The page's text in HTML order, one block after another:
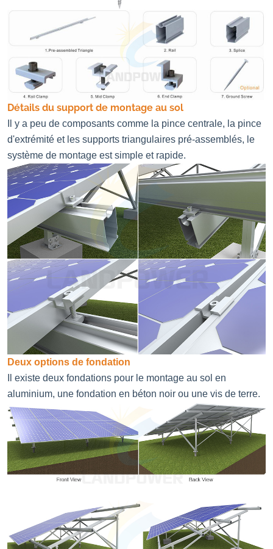
Détails du support de montage au sol
Il y a peu de composants comme la pince centrale, la pince
d'extrémité et les supports triangulaires pré-assemblés, le
système de montage est simple et rapide.
Deux options de fondation
Il existe deux fondations pour le montage au sol en
aluminium, une fondation en béton noir ou une vis de terre.